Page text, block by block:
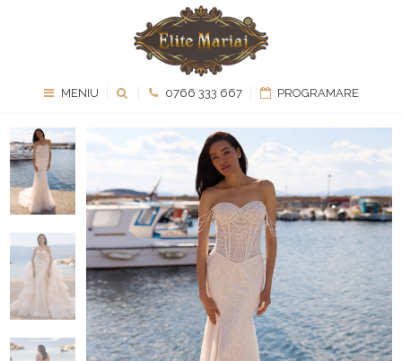
MENIU 0766 333 667 PROGRAMARE